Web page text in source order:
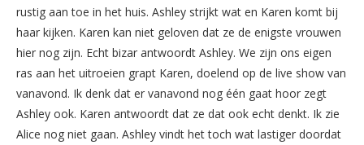
rustig aan toe in het huis. Ashley strijkt wat en Karen komt bij
haar kijken. Karen kan niet geloven dat ze de enigste vrouwen
hier nog zijn. Echt bizar antwoordt Ashley. We zijn ons eigen
ras aan het uitroeien grapt Karen, doelend op de live show van
vanavond. Ik denk dat er vanavond nog één gaat hoor zegt
Ashley ook. Karen antwoordt dat ze dat ook echt denkt. Ik zie
Alice nog niet gaan. Ashley vindt het toch wat lastiger doordat